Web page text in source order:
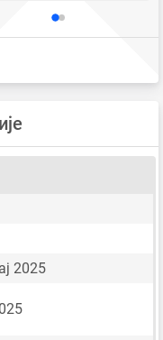
2025